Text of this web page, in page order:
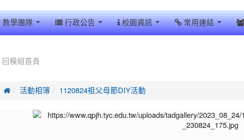
教學團隊 行政公告 校園資訊 常用連結
回模組首頁
 活動相簿 1120824祖父母節DIY活動